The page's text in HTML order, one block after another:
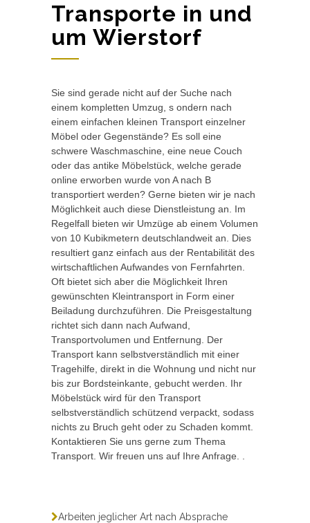
Transporte in und
um Wierstorf
Sie sind gerade nicht auf der Suche nach
einem kompletten Umzug, s ondern nach
einem einfachen kleinen Transport einzelner
Möbel oder Gegenstände? Es soll eine
schwere Waschmaschine, eine neue Couch
oder das antike Möbelstück, welche gerade
online erworben wurde von A nach B
transportiert werden? Gerne bieten wir je nach
Möglichkeit auch diese Dienstleistung an. Im
Regelfall bieten wir Umzüge ab einem Volumen
von 10 Kubikmetern deutschlandweit an. Dies
resultiert ganz einfach aus der Rentabilität des
wirtschaftlichen Aufwandes von Fernfahrten.
Oft bietet sich aber die Möglichkeit Ihren
gewünschten Kleintransport in Form einer
Beiladung durchzuführen. Die Preisgestaltung
richtet sich dann nach Aufwand,
Transportvolumen und Entfernung. Der
Transport kann selbstverständlich mit einer
Tragehilfe, direkt in die Wohnung und nicht nur
bis zur Bordsteinkante, gebucht werden. Ihr
Möbelstück wird für den Transport
selbstverständlich schützend verpackt, sodass
nichts zu Bruch geht oder zu Schaden kommt.
Kontaktieren Sie uns gerne zum Thema
Transport. Wir freuen uns auf Ihre Anfrage. .
Arbeiten jeglicher Art nach Absprache